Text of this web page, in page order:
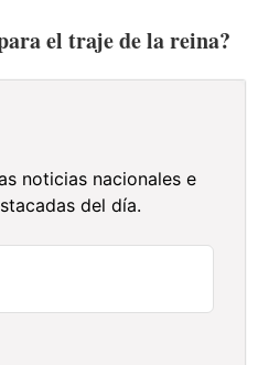
el traje de la reina?
noticias nacionales e
del día.